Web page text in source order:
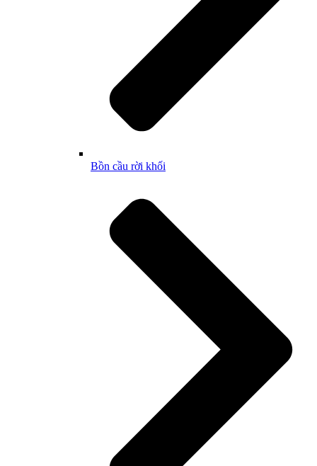
Bồn cầu rời khối